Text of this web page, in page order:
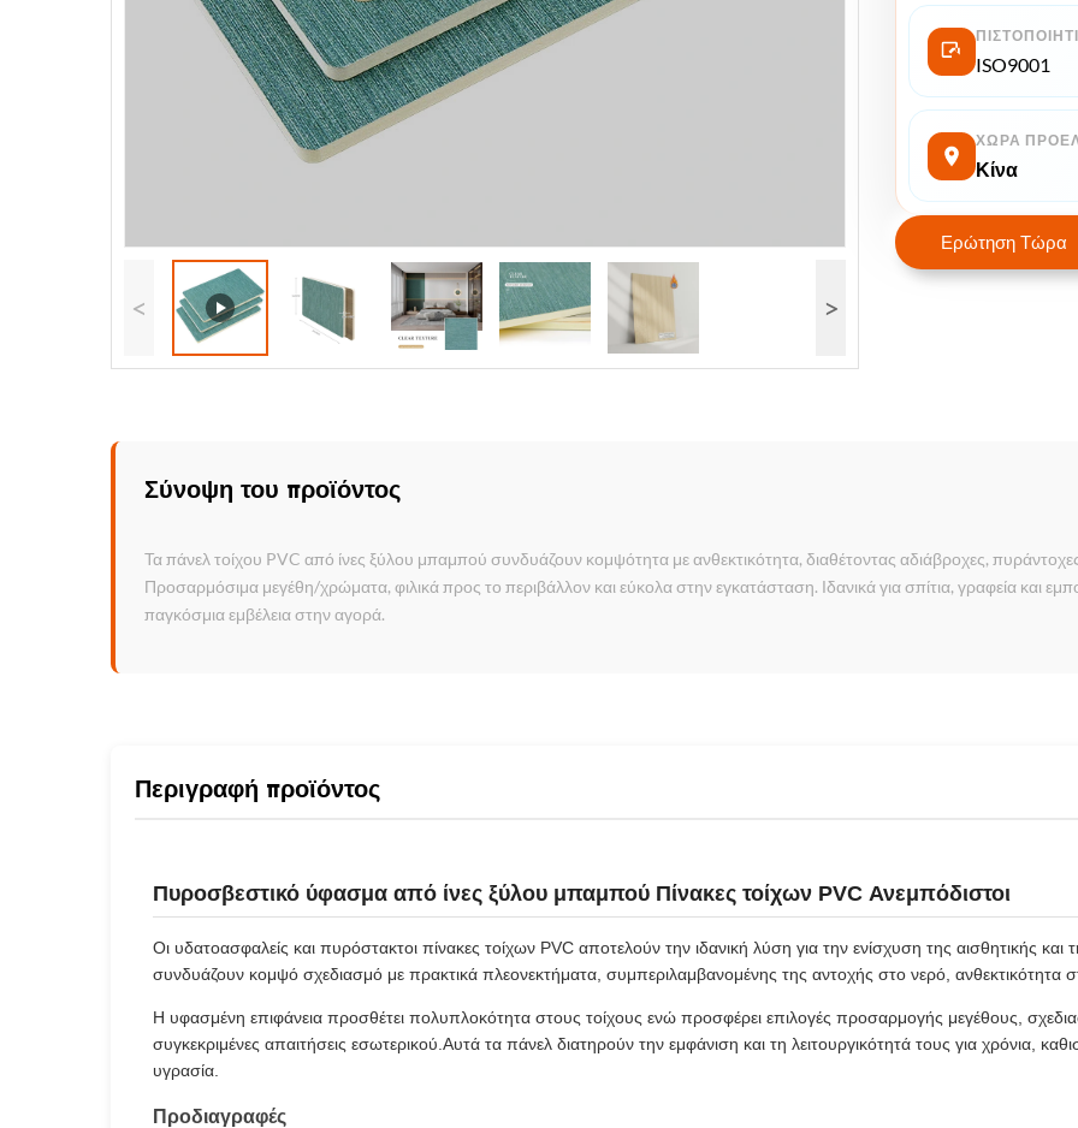
< >
ISO9001
ΧΏΡΑ
Κίνα
Ερώτηση Τώρα
Σύνοψη του προϊόντος
Τα πάνελ τοίχου PVC από ίνες ξύλου μπαμπού συνδυάζουν κομψότητα με ανθεκτικότητα, διαθέτοντας αδιάβροχες, πυράντοχες
Προσαρμόσιμα μεγέθη/χρώματα, φιλικά προς το περιβάλλον και εύκολα στην εγκατάσταση. Ιδανικά για σπίτια, γραφεία και
παγκόσμια εμβέλεια στην αγορά.
Περιγραφή προϊόντος
Πυροσβεστικό ύφασμα από ίνες ξύλου μπαμπού Πίνακες τοίχων PVC Ανεμπόδιστοι
Οι υδατοασφαλείς και πυρόστακτοι πίνακες τοίχων PVC αποτελούν την ιδανική λύση για την ενίσχυση της αισθητικής
συνδυάζουν κομψό σχεδιασμό με πρακτικά πλεονεκτήματα, συμπεριλαμβανομένης της αντοχής στο νερό, ανθεκτικότητα
Η υφασμένη επιφάνεια προσθέτει πολυπλοκότητα στους τοίχους ενώ προσφέρει επιλογές προσαρμογής μεγέθους,
συγκεκριμένες απαιτήσεις εσωτερικού.Αυτά τα πάνελ διατηρούν την εμφάνιση και τη λειτουργικότητά τους για χρόνια,
υγρασία.
Προδιαγραφές